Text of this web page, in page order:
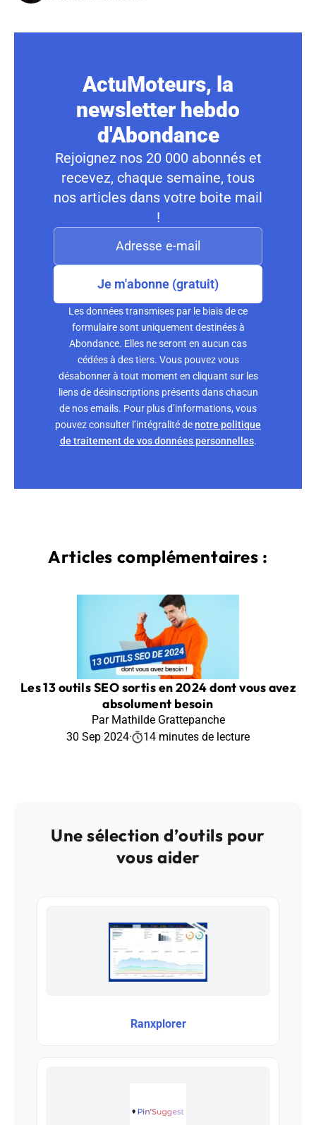
ActuMoteurs, la
newsletter hebdo
d'Abondance
Rejoignez nos 20 000 abonnés et
recevez, chaque semaine, tous
nos articles dans votre boite mail
!
Je m'abonne (gratuit)
Les données transmises par le biais de ce
formulaire sont uniquement destinées à
Abondance. Elles ne seront en aucun cas
cédées à des tiers. Vous pouvez vous
désabonner à tout moment en cliquant sur les
liens de désinscriptions présents dans chacun
de nos emails. Pour plus d’informations, vous
pouvez consulter l’intégralité denotre politique
de traitement de vos données personnelles.
Articles complémentaires :
Les 13 outils SEO sortis en 2024 dont vous avez
absolument besoin
Par Mathilde Grattepanche
30 Sep 2024· 14 minutes de lecture
Une sélection d’outils pour
vous aider
Ranxplorer